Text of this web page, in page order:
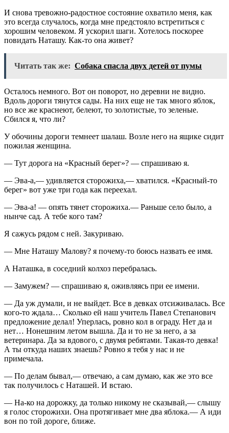
И снова тревожно-радостное состояние охватило меня, как
это всегда случалось, когда мне предстояло встретиться с
хорошим человеком. Я ускорил шаги. Хотелось поскорее
повидать Наташу. Как-то она живет?
Читать так же: Собака спасла двух детей от пумы
Осталось немного. Вот он поворот, но деревни не видно.
Вдоль дороги тянутся сады. На них еще не так много яблок,
но все же краснеют, белеют, то золотистые, то зеленые.
Сбился я, что ли?
У обочины дороги темнеет шалаш. Возле него на ящике сидит
пожилая женщина.
— Тут дорога на «Красный берег»? — спрашиваю я.
— Эва-а,— удивляется сторожиха,— хватился. «Красный-то
берег» вот уже три года как переехал.
— Эва-а! — опять тянет сторожиха.— Раньше село было, а
нынче сад. А тебе кого там?
Я сажусь рядом с ней. Закуриваю.
— Мне Наташу Малову? я почему-то боюсь назвать ее имя.
А Наташка, в соседний колхоз перебралась.
— Замужем? — спрашиваю я, оживляясь при ее имени.
— Да уж думали, и не выйдет. Все в девках отсиживалась. Все
кого-то ждала… Сколько ей наш учитель Павел Степанович
предложение делал! Уперлась, ровно кол в ограду. Нет да и
нет… Нонешним летом вышла. Да и то не за него, а за
ветеринара. Да за вдового, с двумя ребятами. Такая-то девка!
А ты откуда наших знаешь? Ровно я тебя у нас и не
примечала.
— По делам бывал,— отвечаю, а сам думаю, как же это все
так получилось с Наташей. И встаю.
— Ha-ко на дорожку, да только никому не сказывай,— слышу
я голос сторожихи. Она протягивает мне два яблока.— А иди
вон по той дороге, ближе.